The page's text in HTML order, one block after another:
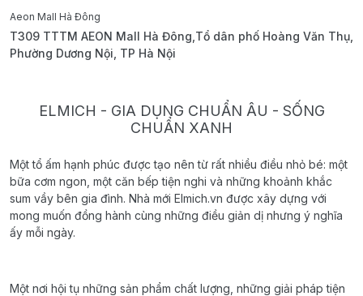
Aeon Mall Hà Đông
T309 TTTM AEON Mall Hà Đông,Tổ dân phố Hoàng Văn Thụ,
Phường Dương Nội, TP Hà Nội
ELMICH - GIA DỤNG CHUẨN ÂU - SỐNG
CHUẨN XANH
Một tổ ấm hạnh phúc được tạo nên từ rất nhiều điều nhỏ bé: một
bữa cơm ngon, một căn bếp tiện nghi và những khoảnh khắc
sum vầy bên gia đình. Nhà mới Elmich.vn được xây dựng với
mong muốn đồng hành cùng những điều giản dị nhưng ý nghĩa
ấy mỗi ngày.
Một nơi hội tụ những sản phẩm chất lượng, những giải pháp tiện